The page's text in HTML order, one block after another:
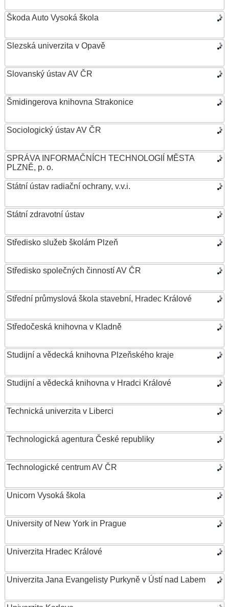
Škoda Auto Vysoká škola
Slezská univerzita v Opavě
Slovanský ústav AV ČR
Šmidingerova knihovna Strakonice
Sociologický ústav AV ČR
SPRÁVA INFORMAČNÍCH TECHNOLOGIÍ MĚSTA
PLZNĚ, p. o.
Státní ústav radiační ochrany, v.v.i.
Státní zdravotní ústav
Středisko služeb školám Plzeň
Středisko společných činností AV ČR
Střední průmyslová škola stavební, Hradec Králové
Středočeská knihovna v Kladně
Studijní a vědecká knihovna Plzeňského kraje
Studijní a vědecká knihovna v Hradci Králové
Technická univerzita v Liberci
Technologická agentura České republiky
Technologické centrum AV ČR
Unicorn Vysoká škola
University of New York in Prague
Univerzita Hradec Králové
Univerzita Jana Evangelisty Purkyně v Ústí nad Labem